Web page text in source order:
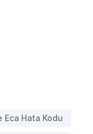
Eca Hata Kodu